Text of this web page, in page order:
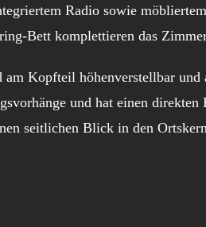
Radio sowie
Bett komplettieren das
am Kopfteil höhenverstellbar
und hat einen
seitlichen Blick in den